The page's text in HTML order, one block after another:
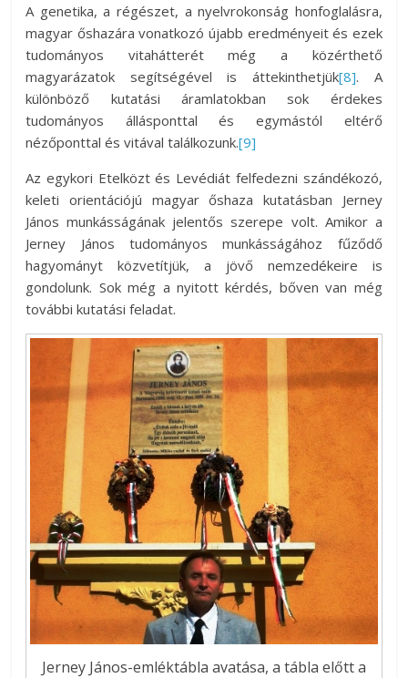
A genetika, a régészet, a nyelvrokonság honfoglalásra,
magyar őshazára vonatkozó újabb eredményeit és ezek
tudományos vitahátterét még a közérthető
magyarázatok segítségével is áttekinthetjük[8]. A
különböző kutatási áramlatokban sok érdekes
tudományos állásponttal és egymástól eltérő
nézőponttal és vitával találkozunk.[9]
Az egykori Etelközt és Levédiát felfedezni szándékozó,
keleti orientációjú magyar őshaza kutatásban Jerney
János munkásságának jelentős szerepe volt. Amikor a
Jerney János tudományos munkásságához fűződő
hagyományt közvetítjük, a jövő nemzedékeire is
gondolunk. Sok még a nyitott kérdés, bőven van még
további kutatási feladat.
Jerney János-emléktábla avatása, a tábla előtt a